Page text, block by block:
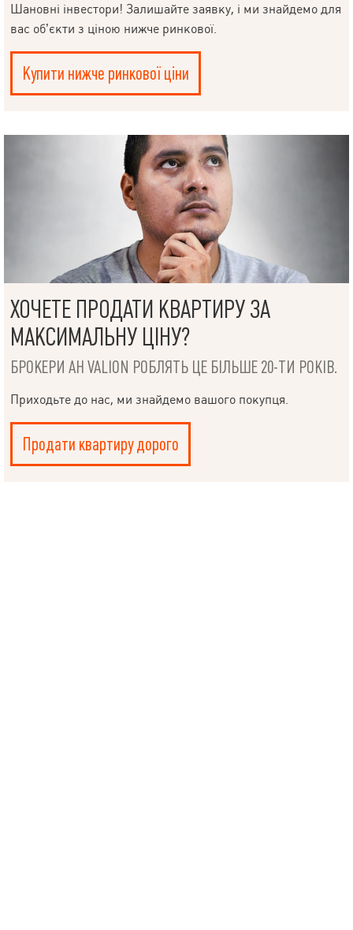
Шановні інвестори! Залишайте заявку, і ми знайдемо для
вас об’єкти з ціною нижче ринкової.
Купити нижче ринкової ціни
ХОЧЕТЕ ПРОДАТИ КВАРТИРУ ЗА
МАКСИМАЛЬНУ ЦІНУ?
БРОКЕРИ АН VALION РОБЛЯТЬ ЦЕ БІЛЬШЕ 20-ТИ РОКІВ.
Приходьте до нас, ми знайдемо вашого покупця.
Продати квартиру дорого
НАПИСАТИ
КЕРІВНИКОВІ